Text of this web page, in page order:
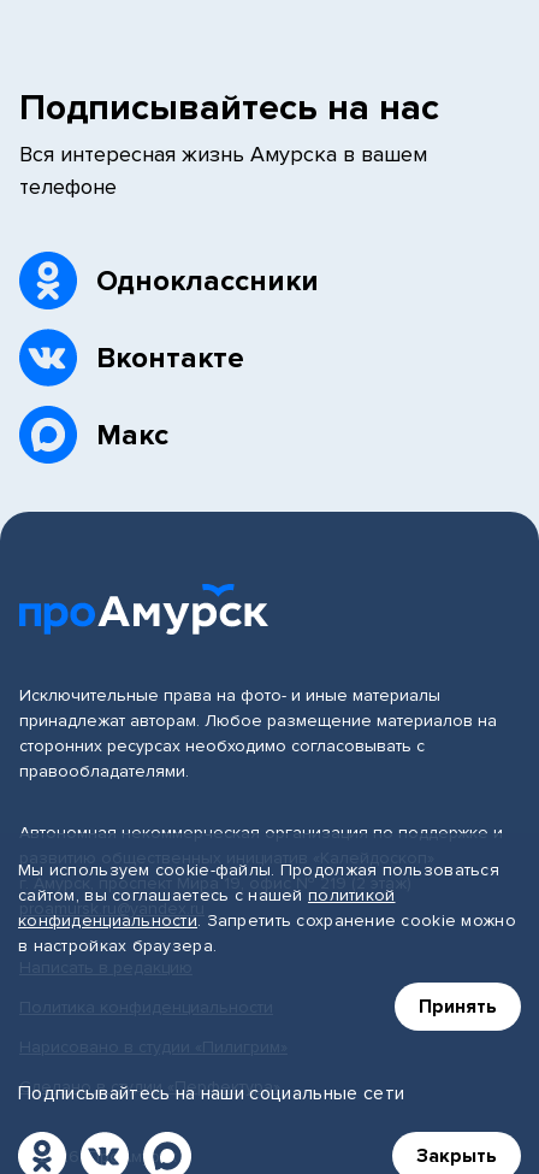
Подписывайтесь на нас
Вся интересная жизнь Амурска в вашем
телефоне
Одноклассники
Вконтакте
Макс
Исключительные права на фото- и иные материалы
принадлежат авторам. Любое размещение материалов на
сторонних ресурсах необходимо согласовывать с
правообладателями.
Автономная некоммерческая организация по поддержке и
г. Амурск, проспект Мира 19, офис № 219 (2 этаж)
proamursk.ru@yandex.ru
Сделано в студии «Перфектура»
© 2026, ПроАмурск
Мы используем cookie-файлы. Продолжая пользоваться
сайтом, вы соглашаетесь с нашей политикой
конфиденциальности. Запретить сохранение cookie можно
в настройках браузера.
Принять
Подписывайтесь на наши социальные сети
Закрыть